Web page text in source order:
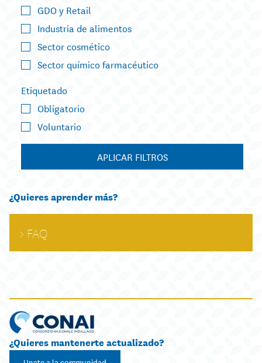
GDO y Retail
Industria de alimentos
Sector cosmético
Sector químico farmacéutico
Etiquetado
Obligatorio
Voluntario
APLICAR FILTROS
¿Quieres aprender más?
FAQ
¿Quieres mantenerte actualizado?